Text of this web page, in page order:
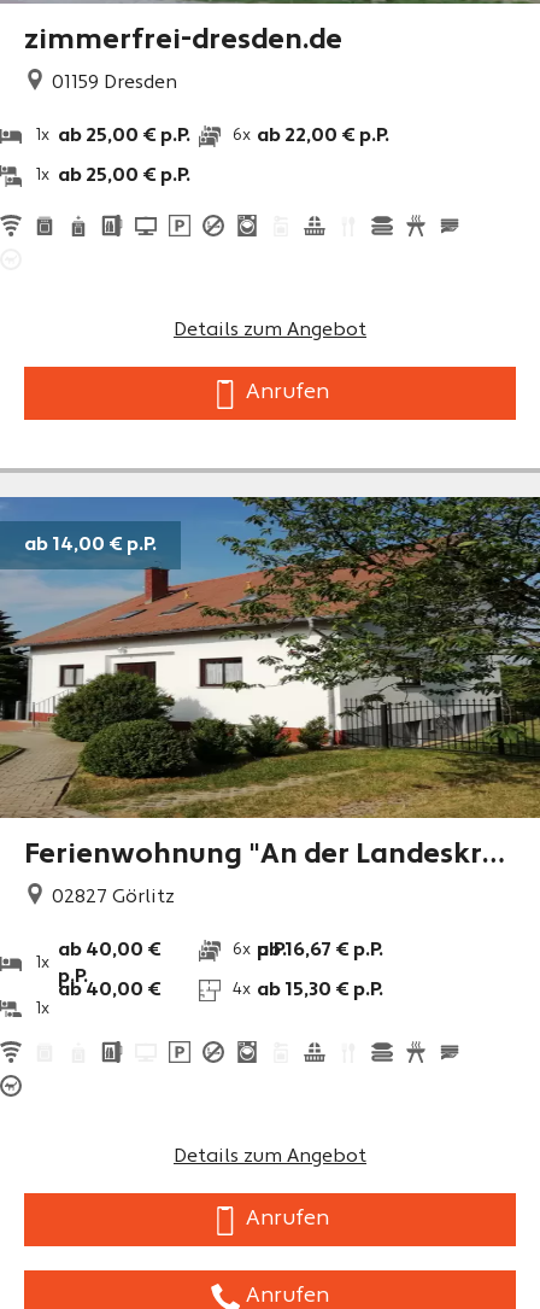
zimmerfrei-dresden.de
01159 Dresden
1x ab 25,00 € p.P.
1x ab 25,00 € p.P.
6x ab 22,00 € p.P.
Details zum Angebot
Anrufen
Ferienwohnung "An der Landeskro
ne"02827 Görlitz
1x
ab 40,00 €
p.P.
1x
ab 40,00 €
p.P.
6x ab 16,67 € p.P.
4x ab 15,30 € p.P.
Details zum Angebot
Anrufen
Anrufen
ab 14,00 € p.P.